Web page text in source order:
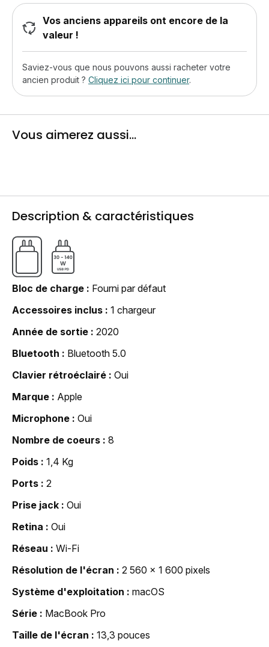
Vos anciens appareils ont encore de la
valeur !
Saviez-vous que nous pouvons aussi racheter votre
ancien produit ? Cliquez ici pour continuer.
Vous aimerez aussi...
Description & caractéristiques
Bloc de charge
Fourni par défaut
Accessoires inclus
1 chargeur
Année de sortie
2020
Bluetooth
Bluetooth 5.0
Clavier rétroéclairé
Oui
Marque
Apple
Microphone
Oui
Nombre de coeurs
8
Poids
1,4 Kg
Ports
2
Prise jack
Oui
Retina
Oui
Réseau
Wi-Fi
Résolution de l'écran
2 560 x 1 600 pixels
Système d'exploitation
macOS
Série
MacBook Pro
Taille de l'écran
13,3 pouces